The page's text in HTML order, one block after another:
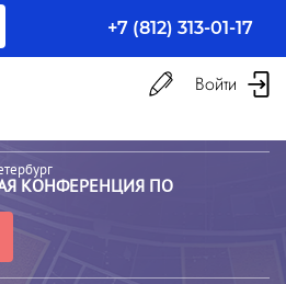
+7 (812) 313-01-17
Войти
КОНФЕРЕНЦИЯ ПО